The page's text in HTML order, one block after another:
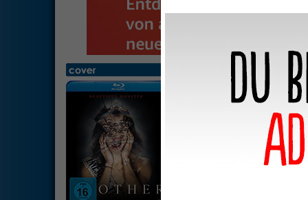
Other - Beautiful Monster